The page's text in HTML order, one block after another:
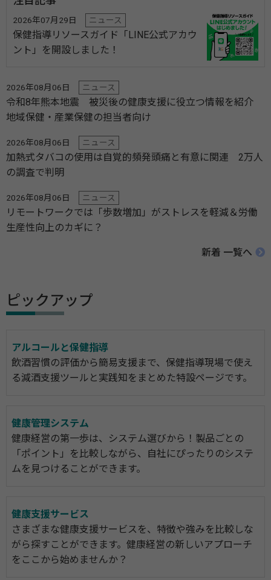
2026年07月29日 ニュース
保健指導リソースガイド「LINE公式アカウ
ント」を開設しました！
2026年08月06日 ニュース
令和8年熊本地震 被災後の健康支援に役立つ情報を紹介
地域保健・産業保健の担当者向け
2026年08月06日 ニュース
加熱式タバコの使用は自覚的頻発頭痛と有意に関連 2万人
の調査で判明
2026年08月06日 ニュース
リモートワークでは「歩数増加」がストレスを軽減＆労働
生産性向上のカギに？
新着 一覧へ
ピックアップ
アルコールと保健指導
飲酒習慣の評価から簡易支援まで、保健指導現場で使え
る減酒支援ツールと実践知をまとめた特設ページです。
健康管理システム
健康経営の第一歩は、システム選びから！製品ごとの
「ポイント」を比較しながら、自社にぴったりのシステ
ムを見つけることができます。
健康支援サービス
さまざまな健康支援サービスを、特徴や強みを比較しな
がら探すことができます。健康経営の新しいアプローチ
をここから始めませんか？